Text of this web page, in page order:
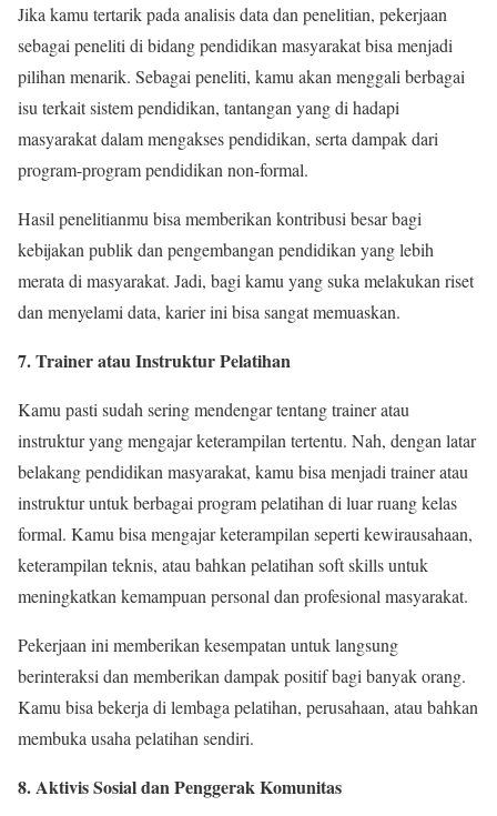
Jika kamu tertarik pada analisis data dan penelitian, pekerjaan
sebagai peneliti di bidang pendidikan masyarakat bisa menjadi
pilihan menarik. Sebagai peneliti, kamu akan menggali berbagai
isu terkait sistem pendidikan, tantangan yang di hadapi
masyarakat dalam mengakses pendidikan, serta dampak dari
program-program pendidikan non-formal.
Hasil penelitianmu bisa memberikan kontribusi besar bagi
kebijakan publik dan pengembangan pendidikan yang lebih
merata di masyarakat. Jadi, bagi kamu yang suka melakukan riset
dan menyelami data, karier ini bisa sangat memuaskan.
7. Trainer atau Instruktur Pelatihan
Kamu pasti sudah sering mendengar tentang trainer atau
instruktur yang mengajar keterampilan tertentu. Nah, dengan latar
belakang pendidikan masyarakat, kamu bisa menjadi trainer atau
instruktur untuk berbagai program pelatihan di luar ruang kelas
formal. Kamu bisa mengajar keterampilan seperti kewirausahaan,
keterampilan teknis, atau bahkan pelatihan soft skills untuk
meningkatkan kemampuan personal dan profesional masyarakat.
Pekerjaan ini memberikan kesempatan untuk langsung
berinteraksi dan memberikan dampak positif bagi banyak orang.
Kamu bisa bekerja di lembaga pelatihan, perusahaan, atau bahkan
membuka usaha pelatihan sendiri.
8. Aktivis Sosial dan Penggerak Komunitas